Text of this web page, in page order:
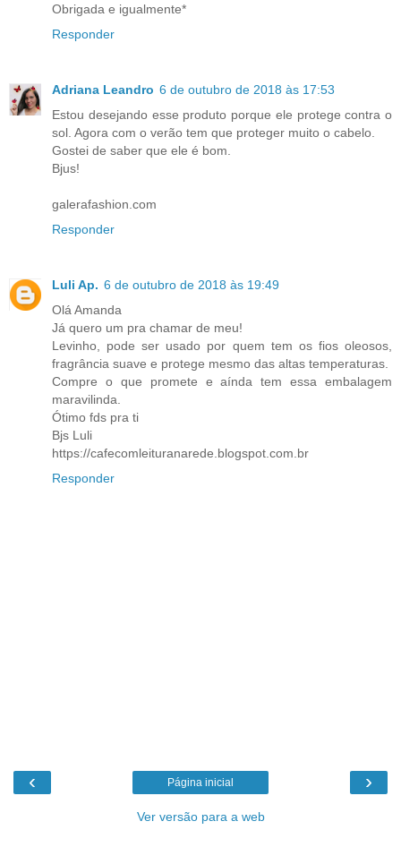
Obrigada e igualmente*
Responder
Adriana Leandro 6 de outubro de 2018 às 17:53
Estou desejando esse produto porque ele protege contra o
sol. Agora com o verão tem que proteger muito o cabelo.
Gostei de saber que ele é bom.
Bjus!
galerafashion.com
Responder
Luli Ap. 6 de outubro de 2018 às 19:49
Olá Amanda
Já quero um pra chamar de meu!
Levinho, pode ser usado por quem tem os fios oleosos,
fragrância suave e protege mesmo das altas temperaturas.
Compre o que promete e aínda tem essa embalagem
maravilinda.
Ótimo fds pra ti
Bjs Luli
https://cafecomleituranarede.blogspot.com.br
Responder
‹ ›
Página inicial
Ver versão para a web